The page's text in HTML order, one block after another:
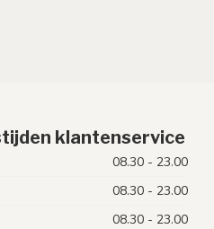
klantenservice
08.30 - 23.00
08.30 - 23.00
08.30 - 23.00